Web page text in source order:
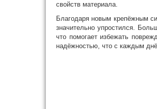
свойств материала.
Благодаря новым крепёжным
значительно упростился.
что помогает избежать
надёжностью, что с каждым